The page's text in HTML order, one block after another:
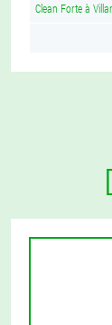
Clean Forte à